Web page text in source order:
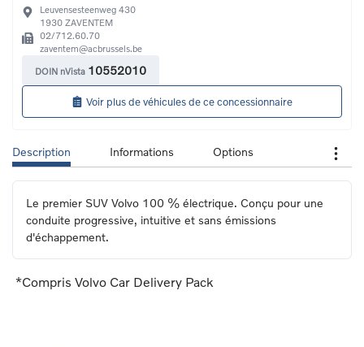
Leuvensesteenweg 430
1930 ZAVENTEM
02/712.60.70
zaventem@acbrussels.be
DOIN nVista 10552010
Voir plus de véhicules de ce concessionnaire
Description Informations Options
Le premier SUV Volvo 100 % électrique. Conçu pour une
conduite progressive, intuitive et sans émissions
d'échappement.
*Compris Volvo Car Delivery Pack